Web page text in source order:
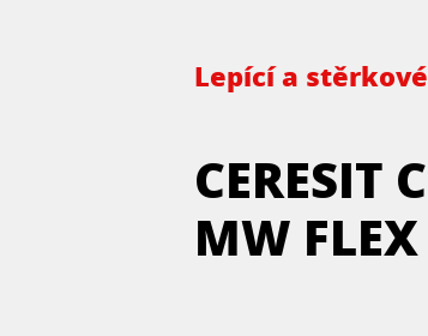
Lepící a
CERESIT
MW FLEX